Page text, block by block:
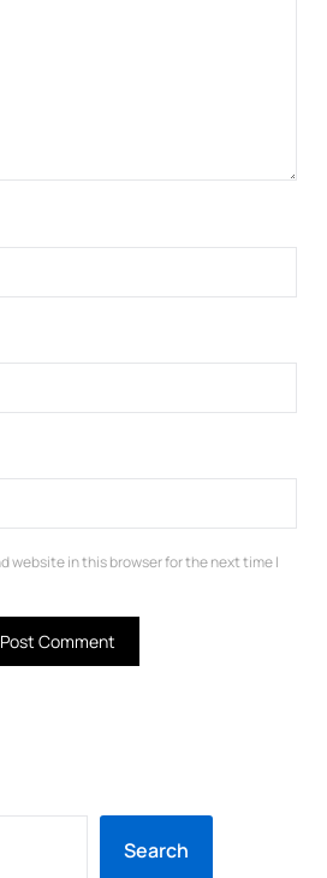
website in this browser for the next time I
Search